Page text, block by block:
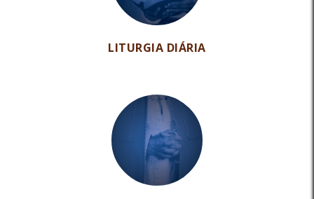
LITURGIA DIÁRIA